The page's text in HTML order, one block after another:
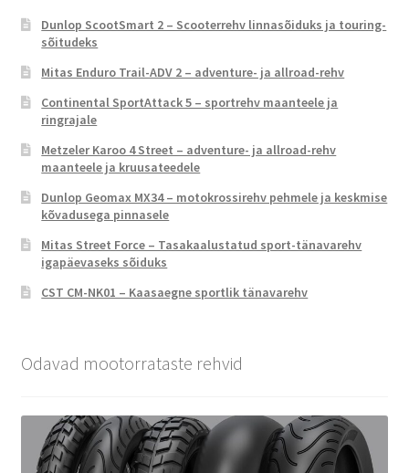
Dunlop ScootSmart 2 – Scooterrehv linnasõiduks ja touring-
sõitudeks
Mitas Enduro Trail-ADV 2 – adventure- ja allroad-rehv
Continental SportAttack 5 – sportrehv maanteele ja
ringrajale
Metzeler Karoo 4 Street – adventure- ja allroad-rehv
maanteele ja kruusateedele
Dunlop Geomax MX34 – motokrossirehv pehmele ja keskmise
kõvadusega pinnasele
Mitas Street Force – Tasakaalustatud sport-tänavarehv
igapäevaseks sõiduks
CST CM-NK01 – Kaasaegne sportlik tänavarehv
Odavad mootorrataste rehvid